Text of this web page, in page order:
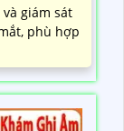
giám sát
phù hợp